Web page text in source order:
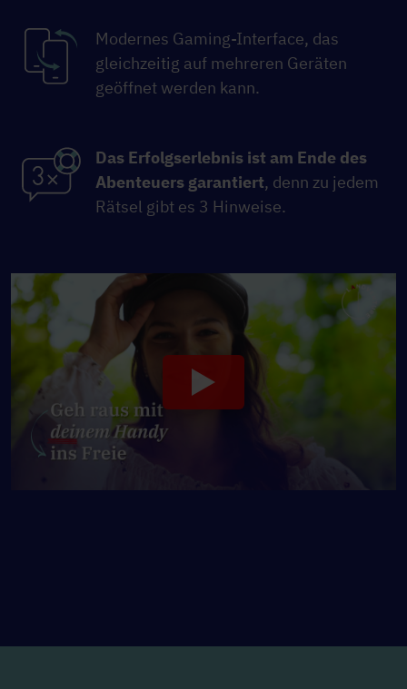
Modernes Gaming-Interface, das
gleichzeitig auf mehreren Geräten
geöffnet werden kann.
Das Erfolgserlebnis ist am Ende des
Abenteuers garantiert, denn zu jedem
Rätsel gibt es 3 Hinweise.